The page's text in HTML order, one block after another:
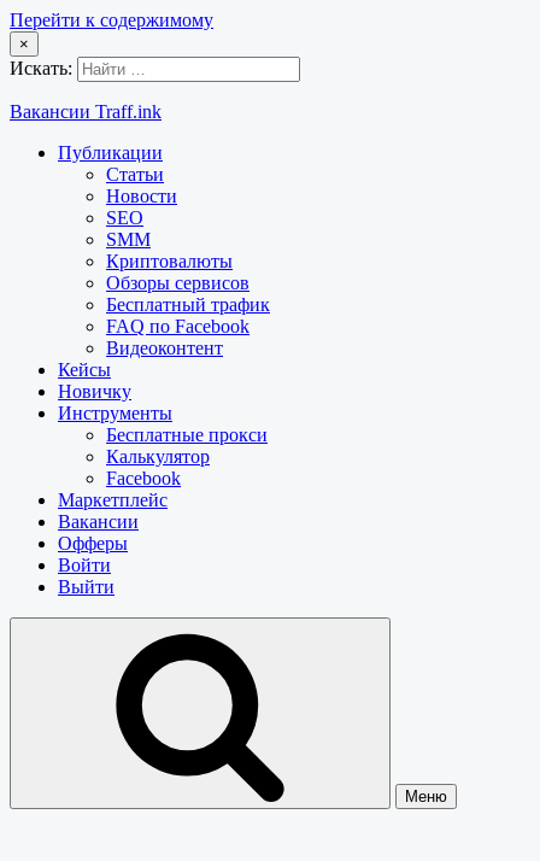
Перейти к содержимому
×
Искать:
Вакансии Traff.ink
Публикации
Статьи
Новости
SEO
SMM
Криптовалюты
Обзоры сервисов
Бесплатный трафик
FAQ по Facebook
Видеоконтент
Кейсы
Новичку
Инструменты
Бесплатные прокси
Калькулятор
Facebook
Маркетплейс
Вакансии
Офферы
Войти
Выйти
Меню